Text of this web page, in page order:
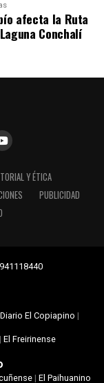
afecta la Ruta
Conchalí
Y ÉTICA
PUBLICIDAD
Diario El Copiapino |
| El Freirinense
| El Paihuanino